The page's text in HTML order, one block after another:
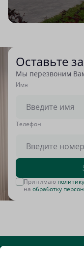
Оставьте
Мы перезвоним
Имя
Tелефон
Принимаю
на обработку